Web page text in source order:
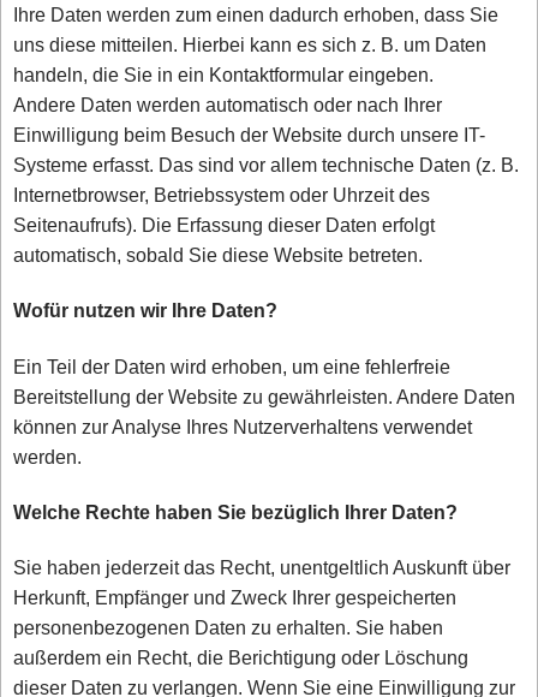
Ihre Daten werden zum einen dadurch erhoben, dass Sie
uns diese mitteilen. Hierbei kann es sich z. B. um Daten
handeln, die Sie in ein Kontaktformular eingeben.
Andere Daten werden automatisch oder nach Ihrer
Einwilligung beim Besuch der Website durch unsere IT-
Systeme erfasst. Das sind vor allem technische Daten (z. B.
Internetbrowser, Betriebssystem oder Uhrzeit des
Seitenaufrufs). Die Erfassung dieser Daten erfolgt
automatisch, sobald Sie diese Website betreten.
Wofür nutzen wir Ihre Daten?
Ein Teil der Daten wird erhoben, um eine fehlerfreie
Bereitstellung der Website zu gewährleisten. Andere Daten
können zur Analyse Ihres Nutzerverhaltens verwendet
werden.
Welche Rechte haben Sie bezüglich Ihrer Daten?
Sie haben jederzeit das Recht, unentgeltlich Auskunft über
Herkunft, Empfänger und Zweck Ihrer gespeicherten
personenbezogenen Daten zu erhalten. Sie haben
außerdem ein Recht, die Berichtigung oder Löschung
dieser Daten zu verlangen. Wenn Sie eine Einwilligung zur